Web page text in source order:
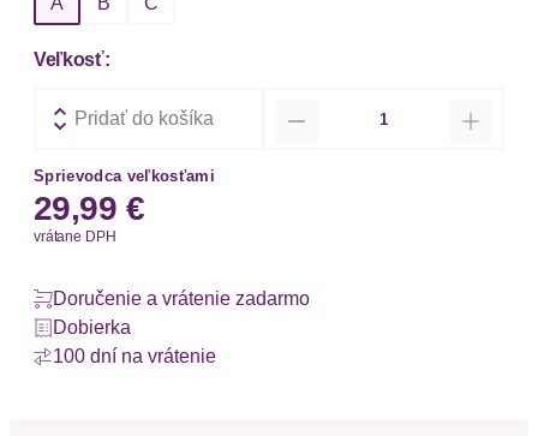
Veľkosť:
Pridať do košíka
Sprievodca veľkosťami
29,99 €
vrátane DPH
Doručenie a vrátenie zadarmo
Dobierka
100 dní na vrátenie